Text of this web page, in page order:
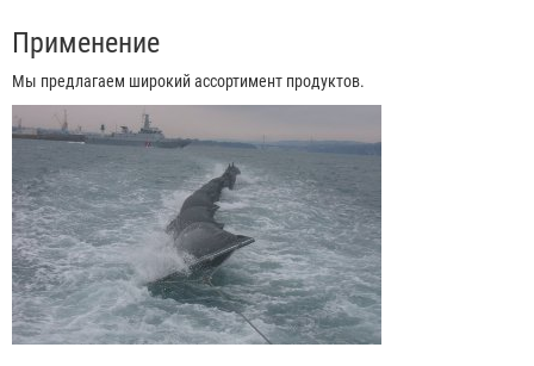
Применение
Мы предлагаем широкий ассортимент продуктов.